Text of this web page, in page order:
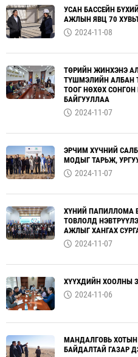
УСАН БАССЕЙН
АЖЛЫН ЯВЦ 70
2024-11-08
ТӨРИЙН ЖИНХЭНЭ
ТҮШМЭЛИЙН АЛБАН
ТООГ НӨХӨХ
БАЙГУУЛЛАА
2024-11-07
ЭРЧИМ ХҮЧНИЙ
МОДЫГ ТАРЬЖ,
2024-11-07
ХҮНИЙ ПАПИЛЛОМА
ТОВЛОЛД
АЖЛЫГ ХАНГАХ
2024-11-07
ХҮҮХДИЙН ХООЛНЫ
2024-11-06
МАНДАЛГОВЬ
БАЙДАЛТАЙ ГАЗАР